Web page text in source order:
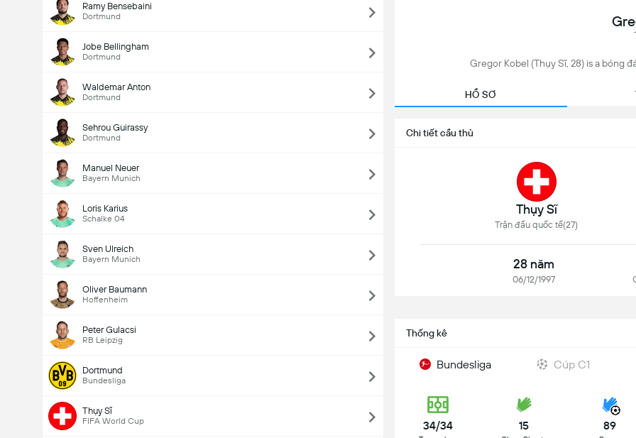
Ramy Bensebaini
Dortmund
Jobe Bellingham
Dortmund
Waldemar Anton
Dortmund
Sehrou Guirassy
Dortmund
Manuel Neuer
Bayern Munich
Loris Karius
Schalke 04
Sven Ulreich
Bayern Munich
Oliver Baumann
Hoffenheim
Peter Gulacsi
RB Leipzig
Dortmund
Bundesliga
Thụy Sĩ
FIFA World Cup
Gregor Kobel (Thụy Sĩ, 28) is a bóng
HỒ SƠ
Chi tiết cầu thủ
Thụy Sĩ
Trận đấu quốc tế(27)
28 năm
06/12/1997
Thống kê
Bundesliga Cúp C1
34/34 15 89